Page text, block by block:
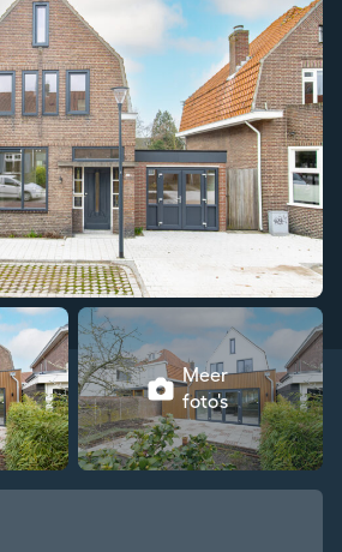
Meer
foto's